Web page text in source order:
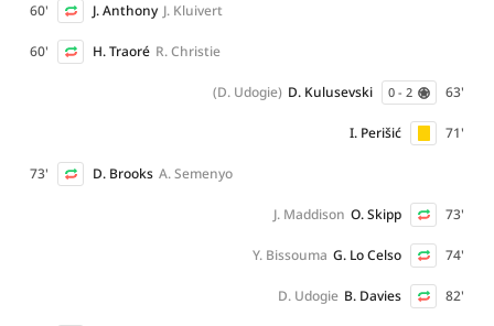
60' J. Anthony J. Kluivert
60' H. Traoré R. Christie
63'
0 - 2
D. Kulusevski
(D. Udogie)
71'
I. Perišić
73' D. Brooks A. Semenyo
73'
O. Skipp
J. Maddison
74'
G. Lo Celso
Y. Bissouma
82'
B. Davies
D. Udogie